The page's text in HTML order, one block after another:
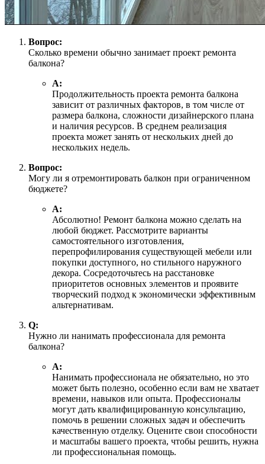
Вопрос:
Сколько времени обычно занимает проект ремонта
балкона?
А:
Продолжительность проекта ремонта балкона
зависит от различных факторов, в том числе от
размера балкона, сложности дизайнерского плана
и наличия ресурсов. В среднем реализация
проекта может занять от нескольких дней до
нескольких недель.
Вопрос:
Могу ли я отремонтировать балкон при ограниченном
бюджете?
А:
Абсолютно! Ремонт балкона можно сделать на
любой бюджет. Рассмотрите варианты
самостоятельного изготовления,
перепрофилирования существующей мебели или
покупки доступного, но стильного наружного
декора. Сосредоточьтесь на расстановке
приоритетов основных элементов и проявите
творческий подход к экономически эффективным
альтернативам.
Q:
Нужно ли нанимать профессионала для ремонта
балкона?
А:
Нанимать профессионала не обязательно, но это
может быть полезно, особенно если вам не хватает
времени, навыков или опыта. Профессионалы
могут дать квалифицированную консультацию,
помочь в решении сложных задач и обеспечить
качественную отделку. Оцените свои способности
и масштабы вашего проекта, чтобы решить, нужна
ли профессиональная помощь.